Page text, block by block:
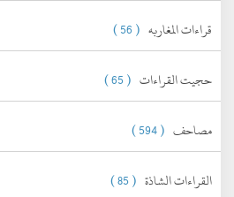
قراءات المغاربه ( 56 )
حجيت القراءات ( 65 )
مصاحف ( 594 )
القراءات الشاذة ( 85 )